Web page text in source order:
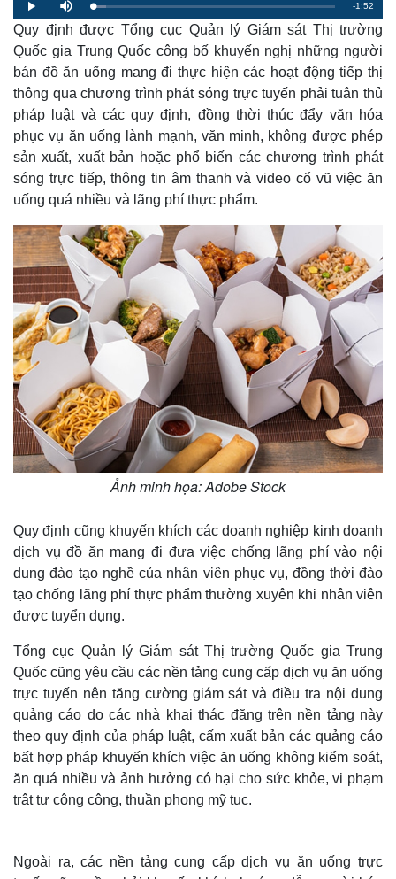
P
l
a
y
M
u
t
e
L
o
a
d
d
5
.
4
6
R
e
m
n
T
i
m
-1:52
Quy định được Tổng cục Quản lý Giám sát Thị trường
Quốc gia Trung Quốc công bố khuyến nghị những người
bán đồ ăn uống mang đi thực hiện các hoạt động tiếp thị
thông qua chương trình phát sóng trực tuyến phải tuân thủ
pháp luật và các quy định, đồng thời thúc đẩy văn hóa
phục vụ ăn uống lành mạnh, văn minh, không được phép
sản xuất, xuất bản hoặc phổ biến các chương trình phát
sóng trực tiếp, thông tin âm thanh và video cổ vũ việc ăn
uống quá nhiều và lãng phí thực phẩm.
Ảnh minh họa: Adobe Stock
Quy định cũng khuyến khích các doanh nghiệp kinh doanh
dịch vụ đồ ăn mang đi đưa việc chống lãng phí vào nội
dung đào tạo nghề của nhân viên phục vụ, đồng thời đào
tạo chống lãng phí thực phẩm thường xuyên khi nhân viên
được tuyển dụng.
Tổng cục Quản lý Giám sát Thị trường Quốc gia Trung
Quốc cũng yêu cầu các nền tảng cung cấp dịch vụ ăn uống
trực tuyến nên tăng cường giám sát và điều tra nội dung
quảng cáo do các nhà khai thác đăng trên nền tảng này
theo quy định của pháp luật, cấm xuất bản các quảng cáo
bất hợp pháp khuyến khích việc ăn uống không kiểm soát,
ăn quá nhiều và ảnh hưởng có hại cho sức khỏe, vi phạm
trật tự công cộng, thuần phong mỹ tục.
Ngoài ra, các nền tảng cung cấp dịch vụ ăn uống trực